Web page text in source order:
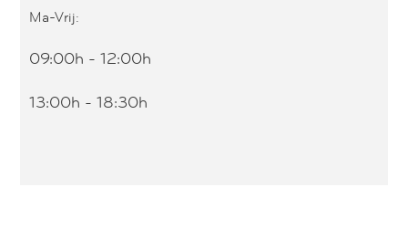
Ma-Vrij:
09:00h - 12:00h
13:00h - 18:30h